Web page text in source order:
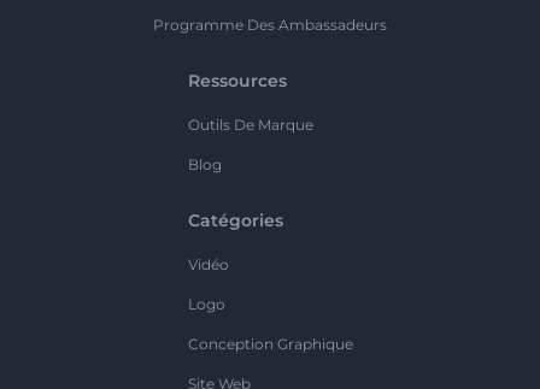
Programme Des Ambassadeurs
Ressources
Outils De Marque
Blog
Catégories
Vidéo
Logo
Conception Graphique
Site Web